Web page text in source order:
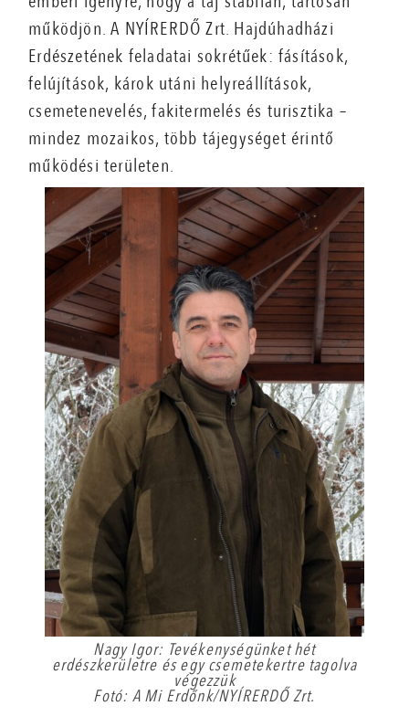
működjön. A NYÍRERDŐ Zrt. Hajdúhadházi
Erdészetének feladatai sokrétűek: fásítások,
felújítások, károk utáni helyreállítások,
csemetenevelés, fakitermelés és turisztika –
mindez mozaikos, több tájegységet érintő
működési területen.
Nagy Igor: Tevékenységünket hét
erdészkerületre és egy csemetekertre tagolva
végezzük
Fotó: A Mi Erdőnk/NYÍRERDŐ Zrt.